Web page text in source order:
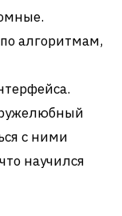
алгоритмам,
с ними
научился